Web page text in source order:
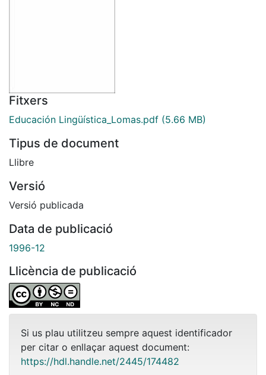
Fitxers
Educación Lingüística_Lomas.pdf (5.66 MB)
Tipus de document
Llibre
Versió
Versió publicada
Data de publicació
1996-12
Llicència de publicació
Si us plau utilitzeu sempre aquest identificador
per citar o enllaçar aquest document:
https://hdl.handle.net/2445/174482